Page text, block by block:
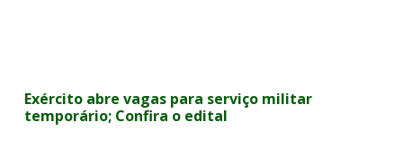
Exército abre vagas para serviço militar
temporário; Confira o edital